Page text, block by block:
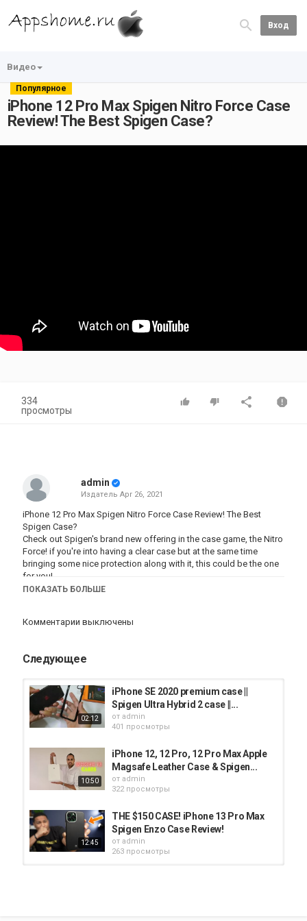
Вход
Видео
Популярное
iPhone 12 Pro Max Spigen Nitro Force Case
Review! The Best Spigen Case?
334
просмотры
admin
Издатель Apr 26, 2021
iPhone 12 Pro Max Spigen Nitro Force Case Review! The Best
Spigen Case?
Check out Spigen's brand new offering in the case game, the Nitro
Force! if you're into having a clear case but at the same time
bringing some nice protection along with it, this could be the one
for you!
AppStore
ПОКАЗАТЬ БОЛЬШЕ
Комментарии выключены
Следующее
02:12
iPhone SE 2020 premium case ||
Spigen Ultra Hybrid 2 case ||...
от admin
401 просмотры
10:50
iPhone 12, 12 Pro, 12 Pro Max Apple
Magsafe Leather Case & Spigen...
от admin
322 просмотры
12:45
THE $150 CASE! iPhone 13 Pro Max
Spigen Enzo Case Review!
от admin
263 просмотры